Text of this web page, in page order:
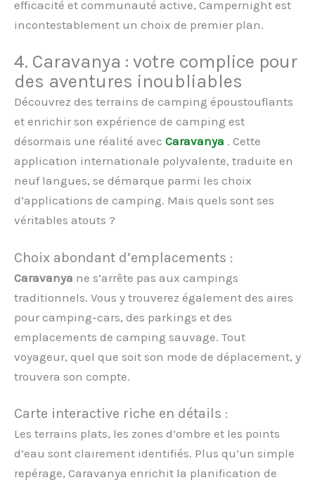
efficacité et communauté active, Campernight est
incontestablement un choix de premier plan.
4. Caravanya : votre complice pour
des aventures inoubliables
Découvrez des terrains de camping époustouflants
et enrichir son expérience de camping est
désormais une réalité avec Caravanya . Cette
application internationale polyvalente, traduite en
neuf langues, se démarque parmi les choix
d’applications de camping. Mais quels sont ses
véritables atouts ?
Choix abondant d’emplacements :
Caravanya ne s’arrête pas aux campings
traditionnels. Vous y trouverez également des aires
pour camping-cars, des parkings et des
emplacements de camping sauvage. Tout
voyageur, quel que soit son mode de déplacement, y
trouvera son compte.
Carte interactive riche en détails :
Les terrains plats, les zones d’ombre et les points
d’eau sont clairement identifiés. Plus qu’un simple
repérage, Caravanya enrichit la planification de